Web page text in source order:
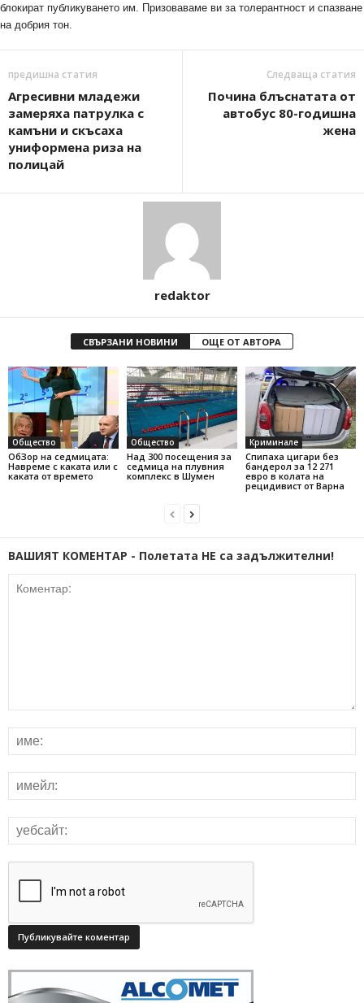
блокират публикуването им. Призоваваме ви за толерантност и спазване
на добрия тон.
предишна статия
Агресивни младежи
замеряха патрулка с
камъни и скъсаха
униформена риза на
полицай
Следваща статия
Почина блъснатата от
автобус 80-годишна
жена
redaktor
СВЪРЗАНИ НОВИНИ ОЩЕ ОТ АВТОРА
Общество
ОбЗор на седмицата:
Навреме с каката или с
каката от времето
Общество
Над 300 посещения за
седмица на плувния
комплекс в Шумен
Криминале
Спипаха цигари без
бандерол за 12 271
евро в колата на
рецидивист от Варна
ВАШИЯТ КОМЕНТАР - Полетата НЕ са задължителни!